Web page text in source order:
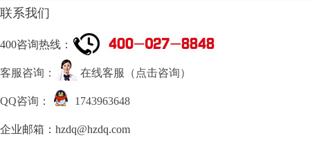
联系我们
400咨询热线：
客服咨询： 在线客服（点击咨询）
QQ咨询： 1743963648
企业邮箱：hzdq@hzdq.com